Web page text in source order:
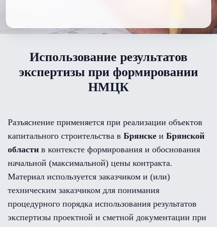
Использование результатов
экспертизы при формировании
НМЦК
Разъяснение применяется при реализации объектов
капитального строительства в Брянске и Брянской
области в контексте формирования и обоснования
начальной (максимальной) цены контракта.
Материал используется заказчиком и (или)
техническим заказчиком для понимания
процедурного порядка использования результатов
экспертизы проектной и сметной документации при